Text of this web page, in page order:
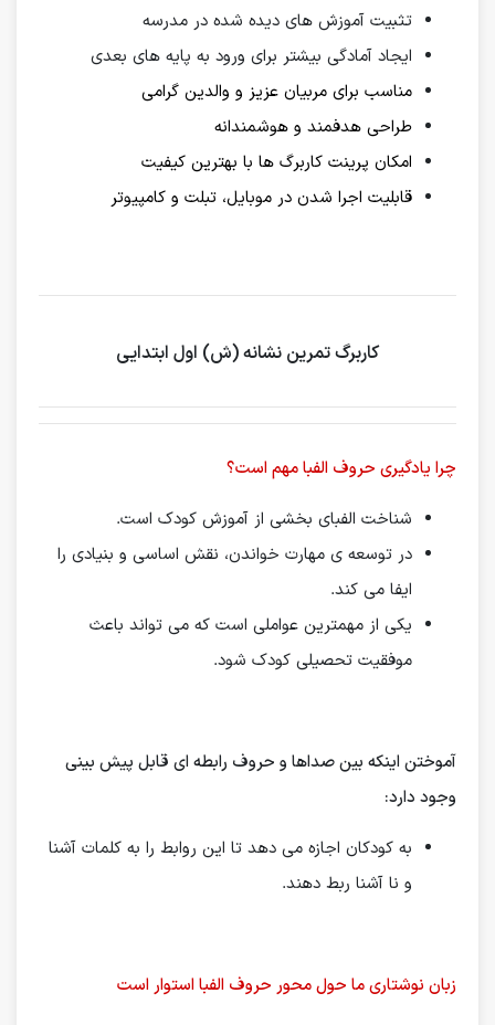
تثبیت آموزش های دیده شده در مدرسه
ایجاد آمادگی بیشتر برای ورود به پایه های بعدی
مناسب برای مربیان عزیز و والدین گرامی
طراحی هدفمند و هوشمندانه
امکان پرینت کاربرگ ها با بهترین کیفیت
قابلیت اجرا شدن در موبایل، تبلت و کامپیوتر
کاربرگ تمرین نشانه (ش) اول ابتدایی
چرا یادگیری حروف الفبا مهم است؟
شناخت الفبای بخشی از آموزش کودک است.
در توسعه ی مهارت خواندن، نقش اساسی و بنیادی را
ایفا می کند.
یکی از مهمترین عواملی است که می تواند باعث
موفقیت تحصیلی کودک شود.
آموختن اینكه بین صداها و حروف رابطه ای قابل پیش بینی
وجود دارد:
به كودكان اجازه می دهد تا این روابط را به كلمات آشنا
و نا آشنا ربط دهند.
زبان نوشتاری ما حول محور حروف الفبا استوار است